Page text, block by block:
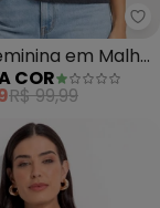
Box Feminina
em Malha
COR
R$ 99,99